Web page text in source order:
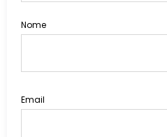
Nome
Email